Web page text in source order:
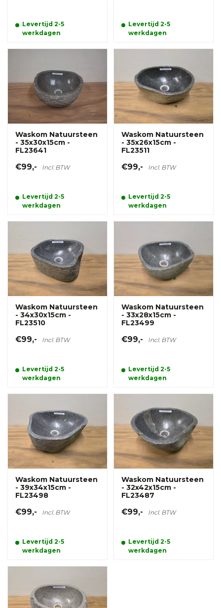
Levertijd 2-5
werkdagen
Levertijd 2-5
werkdagen
Waskom Natuursteen
- 35x30x15cm -
FL23641
€99,- Incl. BTW
Levertijd 2-5
werkdagen
Waskom Natuursteen
- 35x26x15cm -
FL23511
€99,- Incl. BTW
Levertijd 2-5
werkdagen
Waskom Natuursteen
- 34x30x15cm -
FL23510
€99,- Incl. BTW
Levertijd 2-5
werkdagen
Waskom Natuursteen
- 33x28x15cm -
FL23499
€99,- Incl. BTW
Levertijd 2-5
werkdagen
Waskom Natuursteen
- 39x34x15cm -
FL23498
€99,- Incl. BTW
Levertijd 2-5
werkdagen
Waskom Natuursteen
- 32x42x15cm -
FL23487
€99,- Incl. BTW
Levertijd 2-5
werkdagen